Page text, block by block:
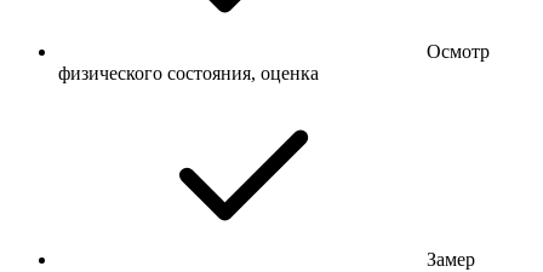
Осмотр
физического состояния, оценка
Замер